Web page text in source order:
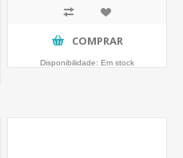
COMPRAR
Disponibilidade: Em stock